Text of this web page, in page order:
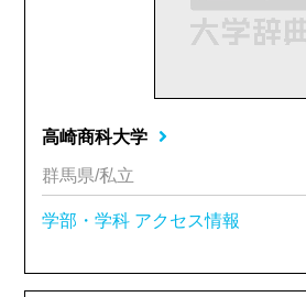
高崎商科大学
群馬県/私立
学部・学科 アクセス情報